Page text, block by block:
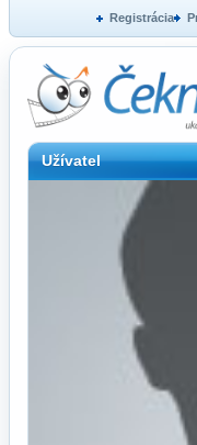
Registrácia
Užívatel